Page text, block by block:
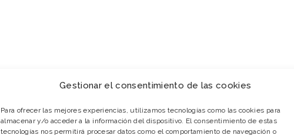
Gestionar el consentimiento de las cookies
Para ofrecer las mejores experiencias, utilizamos tecnologías como las cookies para
almacenar y/o acceder a la información del dispositivo. El consentimiento de estas
tecnologías nos permitirá procesar datos como el comportamiento de navegación o